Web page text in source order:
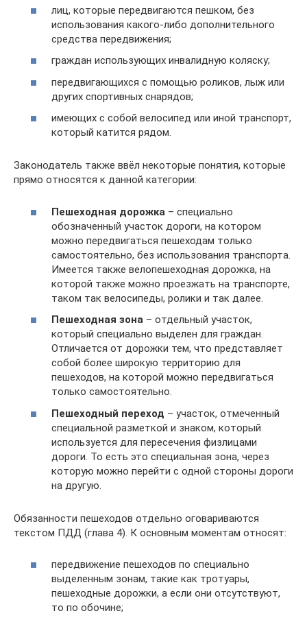
лиц, которые передвигаются пешком, без
использования какого-либо дополнительного
средства передвижения;
граждан использующих инвалидную коляску;
передвигающихся с помощью роликов, лыж или
других спортивных снарядов;
имеющих с собой велосипед или иной транспорт,
который катится рядом.
Законодатель также ввёл некоторые понятия, которые
прямо относятся к данной категории:
Пешеходная дорожка – специально
обозначенный участок дороги, на котором
можно передвигаться пешеходам только
самостоятельно, без использования транспорта.
Имеется также велопешеходная дорожка, на
которой также можно проезжать на транспорте,
таком так велосипеды, ролики и так далее.
Пешеходная зона – отдельный участок,
который специально выделен для граждан.
Отличается от дорожки тем, что представляет
собой более широкую территорию для
пешеходов, на которой можно передвигаться
только самостоятельно.
Пешеходный переход – участок, отмеченный
специальной разметкой и знаком, который
используется для пересечения физлицами
дороги. То есть это специальная зона, через
которую можно перейти с одной стороны дороги
на другую.
Обязанности пешеходов отдельно оговариваются
текстом ПДД (глава 4). К основным моментам относят:
передвижение пешеходов по специально
выделенным зонам, такие как тротуары,
пешеходные дорожки, а если они отсутствуют,
то по обочине;